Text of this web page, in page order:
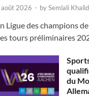
2026 - bySemlali Khalid
Ligue des champions
tours préliminaires
du